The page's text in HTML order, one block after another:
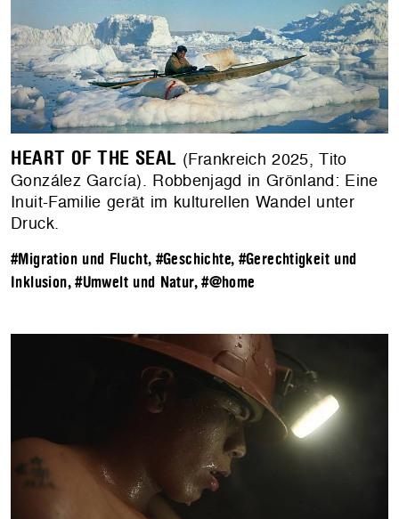
HEART OF THE SEAL (Frankreich 2025, Tito
González García). Robbenjagd in Grönland: Eine
Inuit-Familie gerät im kulturellen Wandel unter
Druck.
#Migration und Flucht, #Geschichte, #Gerechtigkeit und
Inklusion,#Umwelt und Natur,#@home